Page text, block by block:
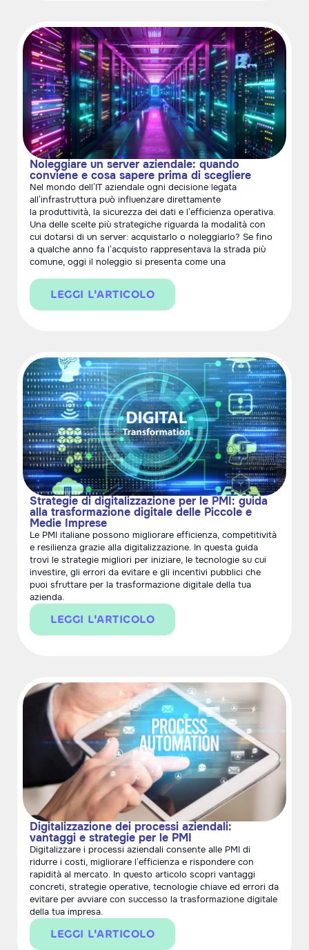
Noleggiare un server aziendale: quando
conviene e cosa sapere prima di scegliere
Nel mondo dell’IT aziendale ogni decisione legata
all’infrastruttura può influenzare direttamente
la produttività, la sicurezza dei dati e l’efficienza operativa.
Una delle scelte più strategiche riguarda la modalità con
cui dotarsi di un server: acquistarlo o noleggiarlo? Se fino
a qualche anno fa l’acquisto rappresentava la strada più
comune, oggi il noleggio si presenta come una
LEGGI L'ARTICOLO
Strategie di digitalizzazione per le PMI: guida
alla trasformazione digitale delle Piccole e
Medie Imprese
Le PMI italiane possono migliorare efficienza, competitività
e resilienza grazie alla digitalizzazione. In questa guida
trovi le strategie migliori per iniziare, le tecnologie su cui
investire, gli errori da evitare e gli incentivi pubblici che
puoi sfruttare per la trasformazione digitale della tua
azienda.
LEGGI L'ARTICOLO
Digitalizzazione dei processi aziendali:
vantaggi e strategie per le PMI
Digitalizzare i processi aziendali consente alle PMI di
ridurre i costi, migliorare l’efficienza e rispondere con
rapidità al mercato. In questo articolo scopri vantaggi
concreti, strategie operative, tecnologie chiave ed errori da
evitare per avviare con successo la trasformazione digitale
della tua impresa.
LEGGI L'ARTICOLO